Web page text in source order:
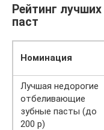
Рейтинг
паст
Номинация
Лучшая недорогие
отбеливающие
зубные пасты (до
200 р)